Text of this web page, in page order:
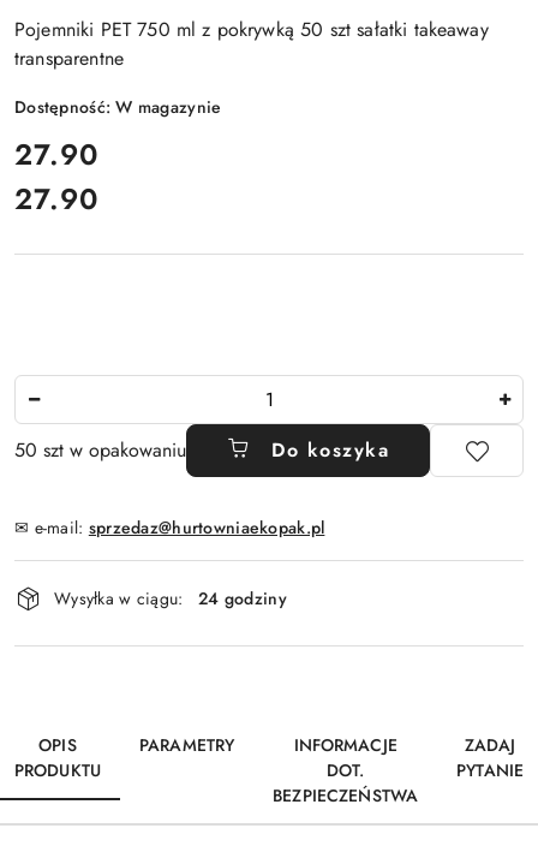
Pojemniki PET 750 ml z pokrywką 50 szt sałatki takeaway
transparentne
Dostępność:W magazynie
cena:
27.90
Cena:
27.90
50 szt w opakowaniu Do koszyka
✉ e-mail: sprzedaz@hurtowniaekopak.pl
Dostępność
i
dostawa
Wysyłka w ciągu: 24 godziny
OPIS
PRODUKTU
PARAMETRY
INFORMACJE
DOT.
BEZPIECZEŃSTWA
ZADAJ
PYTANIE